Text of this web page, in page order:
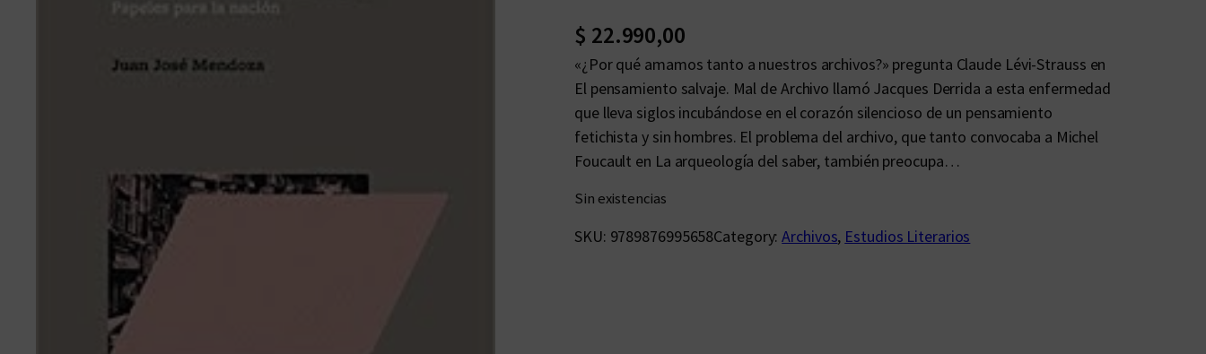
$ 22.990,00
«¿Por qué amamos tanto a nuestros archivos?» pregunta Claude Lévi-Strauss en
El pensamiento salvaje. Mal de Archivo llamó Jacques Derrida a esta enfermedad
que lleva siglos incubándose en el corazón silencioso de un pensamiento
fetichista y sin hombres. El problema del archivo, que tanto convocaba a Michel
Foucault en La arqueología del saber, también preocupa…
Sin existencias
SKU: 9789876995658Category:Archivos, Estudios Literarios